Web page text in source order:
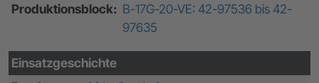
Produktionsblock: B-17G-20-VE: 42-97536 bis 42-
97635
Einsatzgeschichte